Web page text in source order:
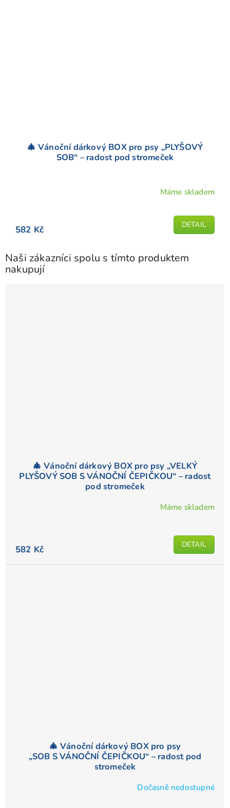
🎄 Vánoční dárkový BOX pro psy „PLYŠOVÝ
SOB“ – radost pod stromeček
Máme skladem
582 Kč DETAIL
Naši zákazníci spolu s tímto produktem
nakupují
🎄 Vánoční dárkový BOX pro psy „VELKÝ
PLYŠOVÝ SOB S VÁNOČNÍ ČEPIČKOU“ – radost
pod stromeček
Máme skladem
582 Kč DETAIL
🎄 Vánoční dárkový BOX pro psy
„SOB S VÁNOČNÍ ČEPIČKOU“ – radost pod
stromeček
Dočasně nedostupné